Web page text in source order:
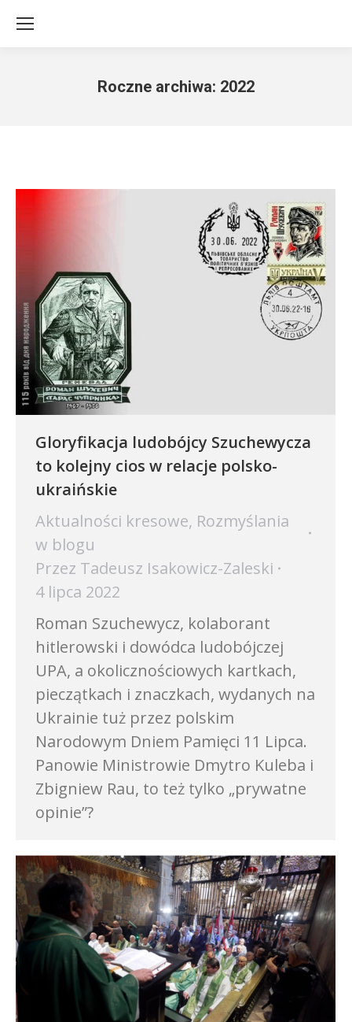
Roczne archiwa: 2022
Gloryfikacja ludobójcy Szuchewycza
to kolejny cios w relacje polsko-
ukraińskie
Aktualności kresowe, Rozmyślania
w blogu
Przez Tadeusz Isakowicz-Zaleski
4 lipca 2022
Roman Szuchewycz, kolaborant
hitlerowski i dowódca ludobójczej
UPA, a okolicznościowych kartkach,
pieczątkach i znaczkach, wydanych na
Ukrainie tuż przez polskim
Narodowym Dniem Pamięci 11 Lipca.
Panowie Ministrowie Dmytro Kuleba i
Zbigniew Rau, to też tylko „prywatne
opinie”?